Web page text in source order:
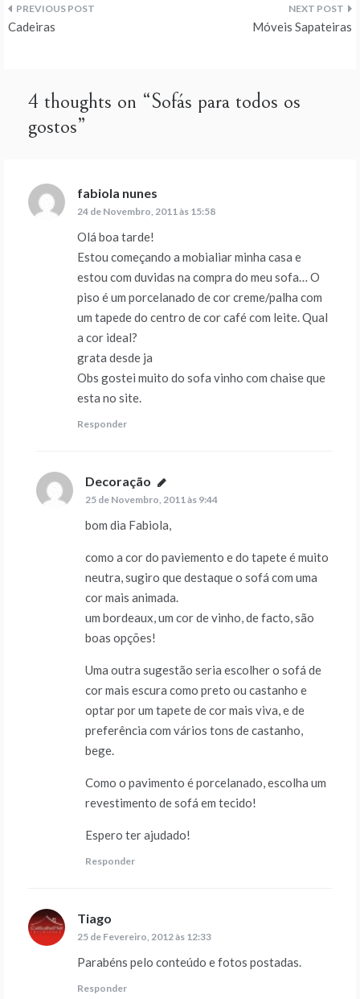
Navegação
artigos
Cadeiras Móveis Sapateiras
4 thoughts on “Sofás para todos os
gostos”
fabiola nunes
24 de Novembro, 2011 às 15:58
Olá boa tarde!
Estou começando a mobialiar minha casa e
estou com duvidas na compra do meu sofa… O
piso é um porcelanado de cor creme/palha com
um tapede do centro de cor café com leite. Qual
a cor ideal?
grata desde ja
Obs gostei muito do sofa vinho com chaise que
esta no site.
Responder
Decoração diz:
25 de Novembro, 2011 às 9:44
bom dia Fabiola,
como a cor do paviemento e do tapete é muito
neutra, sugiro que destaque o sofá com uma
cor mais animada.
um bordeaux, um cor de vinho, de facto, são
boas opções!
Uma outra sugestão seria escolher o sofá de
cor mais escura como preto ou castanho e
optar por um tapete de cor mais viva, e de
preferência com vários tons de castanho,
bege.
Como o pavimento é porcelanado, escolha um
revestimento de sofá em tecido!
Espero ter ajudado!
Responder
Tiago
25 de Fevereiro, 2012 às 12:33
Parabéns pelo conteúdo e fotos postadas.
Responder